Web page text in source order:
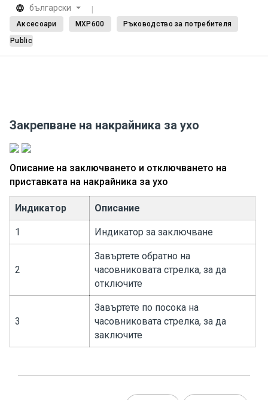
български
Аксесоари MXP600
Ръководство за потребителя
Public
Закрепване на накрайника за ухо
Описание на заключването и отключването на
приставката на накрайника за ухо
Индикатор Описание
1 Индикатор за заключване
2
Завъртете обратно на
часовниковата стрелка, за да
отключите
3
Завъртете по посока на
часовниковата стрелка, за да
заключите